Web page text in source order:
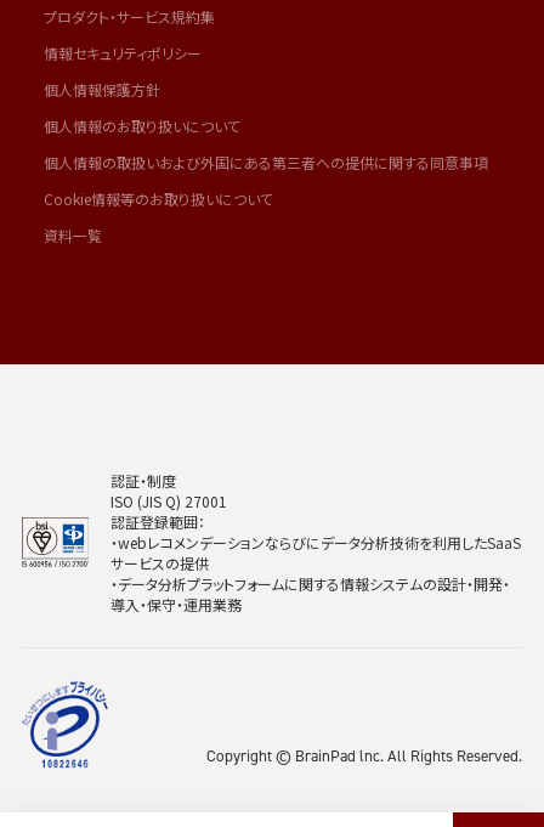
プロダクト・サービス規約集
情報セキュリティポリシー
個人情報保護方針
個人情報のお取り扱いについて
個人情報の取扱いおよび外国にある第三者への提供に関する同意事項
Cookie情報等のお取り扱いについて
資料一覧
認証・制度
ISO (JIS Q) 27001
認証登録範囲：
・webレコメンデーションならびにデータ分析技術を利用したSaaS
サービスの提供
・データ分析プラットフォームに関する情報システムの設計・開発・
導入・保守・運用業務
Copyright © BrainPad lnc. All Rights Reserved.